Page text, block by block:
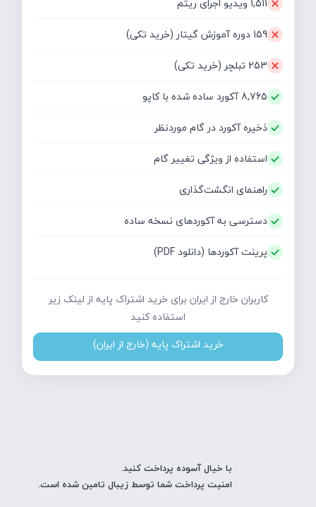
159 دوره آموزش گیتار (خرید تکی)
253 تبلچر (خرید تکی)
8,765 آکورد ساده شده با کاپو
ذخیره آکورد در گام موردنظر
استفاده از ویژگی تغییر گام
راهنمای انگشت‌گذاری
دسترسی به آکوردهای نسخه ساده
پرینت آکوردها (دانلود PDF)
کاربران خارج از ایران برای خرید اشتراک پایه از لینک زیر
استفاده کنید
خرید اشتراک پایه (خارج از ایران)
با خیال آسوده پرداخت کنید.
امنیت پرداخت شما توسط زیبال تامین شده است.